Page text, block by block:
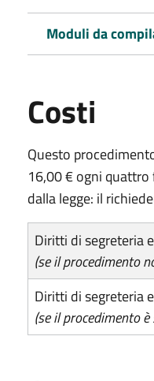
Moduli da
Costi
Questo
16,00 € ogni quattro
dalla legge: il
Diritti di segreteria
(se il procedimento
Diritti di segreteria
(se il procedimento